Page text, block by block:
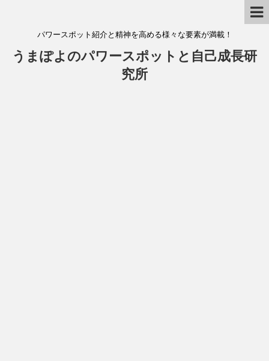
パワースポット紹介と精神を高める様々な要素が満載！
うまぽよのパワースポットと自己成長研
究所